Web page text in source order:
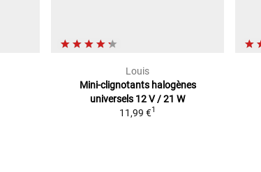
Louis
Mini-clignotants halogènes
universels 12 V / 21 W
11,99 €1